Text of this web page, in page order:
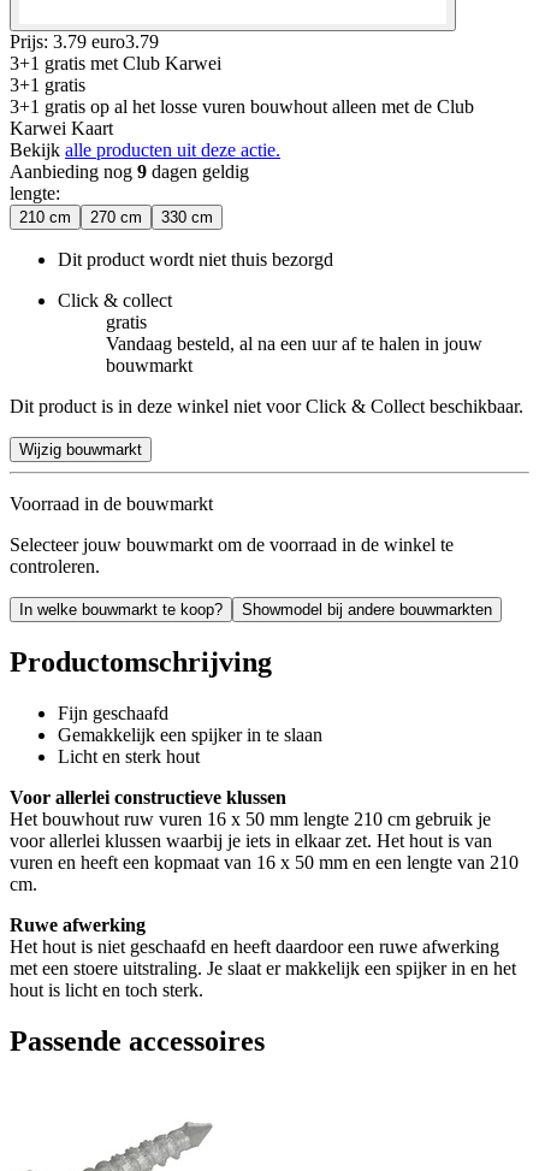
Prijs: 3.79 euro3.79
3+1 gratis met Club Karwei
3+1 gratis
3+1 gratis op al het losse vuren bouwhout alleen met de Club
Karwei Kaart
Bekijk alle producten uit deze actie.
Aanbieding nog 9 dagen geldig
lengte:
210 cm 270 cm 330 cm
Dit product wordt niet thuis bezorgd
Click & collect
gratis
Vandaag besteld, al na een uur af te halen in jouw
bouwmarkt
Dit product is in deze winkel niet voor Click & Collect beschikbaar.
Wijzig bouwmarkt
Voorraad in de bouwmarkt
Selecteer jouw bouwmarkt om de voorraad in de winkel te
controleren.
In welke bouwmarkt te koop? Showmodel bij andere bouwmarkten
Productomschrijving
Fijn geschaafd
Gemakkelijk een spijker in te slaan
Licht en sterk hout
Voor allerlei constructieve klussen
Het bouwhout ruw vuren 16 x 50 mm lengte 210 cm gebruik je
voor allerlei klussen waarbij je iets in elkaar zet. Het hout is van
vuren en heeft een kopmaat van 16 x 50 mm en een lengte van 210
cm.
Ruwe afwerking
Het hout is niet geschaafd en heeft daardoor een ruwe afwerking
met een stoere uitstraling. Je slaat er makkelijk een spijker in en het
hout is licht en toch sterk.
Passende accessoires